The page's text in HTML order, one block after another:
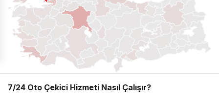
7/24 Oto Çekici Hizmeti Nasıl Çalışır?